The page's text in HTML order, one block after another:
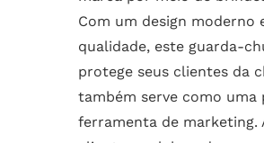
Com um design moderno
qualidade, este guarda-
protege seus clientes da
também serve como uma
ferramenta de marketing.